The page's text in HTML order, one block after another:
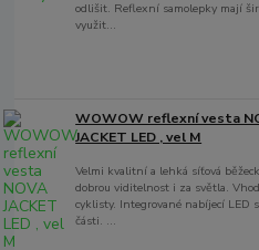
odlišit. Reflexní samolepky mají
využit...
WOWOW reflexní vesta
JACKET LED , vel M
Velmi kvalitní a lehká síťová
dobrou viditelnost i za světla.
cyklisty. Integrované nabíjecí LED
části. ...